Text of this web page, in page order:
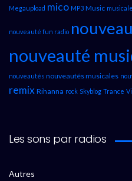
Megaupload mico MP3 Music
nouveauté fun radio
nouveauté
nouveautés nouveautés musicales
remix Rihanna rock Skyblog Trance
Les sons par radios
Autres